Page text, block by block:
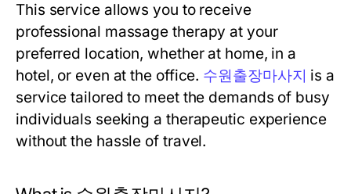
This service allows you to receive
professional massage therapy at your
preferred location, whether at home, in a
hotel, or even at the office. 수원출장마사지 is a
service tailored to meet the demands of busy
individuals seeking a therapeutic experience
without the hassle of travel.